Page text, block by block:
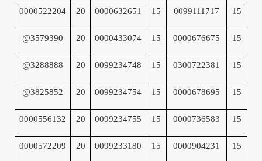
0000522204 20 0000632651 15 0099111717 15
@3579390 20 0000433074 15 0000676675 15
@3288888 20 0099234748 15 0300722381 15
@3825852 20 0099234754 15 0000678695 15
0000556132 20 0099234755 15 0000736583 15
0000572209 20 0099233180 15 0000904231 15